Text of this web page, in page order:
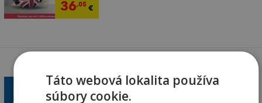
36,05€
Táto webová lokalita používa
súbory cookie.